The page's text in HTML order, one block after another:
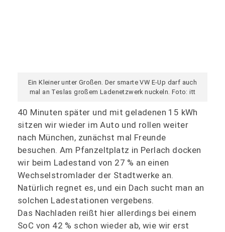
Ein Kleiner unter Großen. Der smarte VW E-Up darf auch
mal an Teslas großem Ladenetzwerk nuckeln. Foto: itt
40 Minuten später und mit geladenen 15 kWh
sitzen wir wieder im Auto und rollen weiter
nach München, zunächst mal Freunde
besuchen. Am Pfanzeltplatz in Perlach docken
wir beim Ladestand von 27 % an einen
Wechselstromlader der Stadtwerke an.
Natürlich regnet es, und ein Dach sucht man an
solchen Ladestationen vergebens.
Das Nachladen reißt hier allerdings bei einem
SoC von 42 % schon wieder ab, wie wir erst